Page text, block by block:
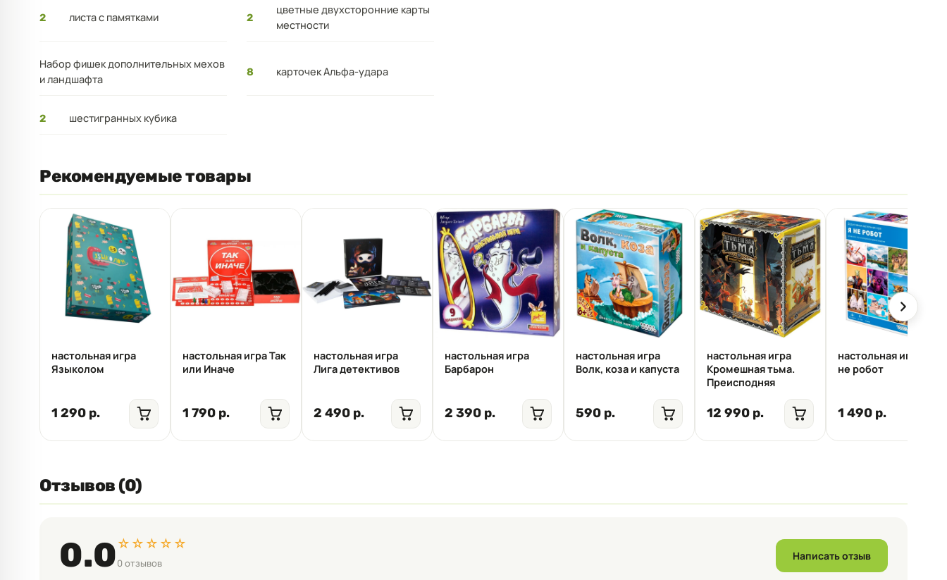
2 листа с памятками 2
цветные двухсторонние карты
местности
Набор фишек дополнительных мехов
и ландшафта
8 карточек Альфа-удара
2 шестигранных кубика
Рекомендуемые товары
настольная игра
Языколом
1 290 р.
настольная игра Так
или Иначе
1 790 р.
настольная игра
Лига детективов
2 490 р.
настольная игра
Барбарон
2 390 р.
настольная игра
Волк, коза и капуста
590 р.
настольная игра
Кромешная тьма.
Преисподняя
12 990 р.
настольная игра Я
не робот
1 490 р.
Отзывов (0)
0.0☆☆☆☆☆
0 отзывов
Написать отзыв